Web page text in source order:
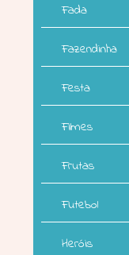
Fada
Fazendinha
Festa
Filmes
Frutas
Futebol
Heróis